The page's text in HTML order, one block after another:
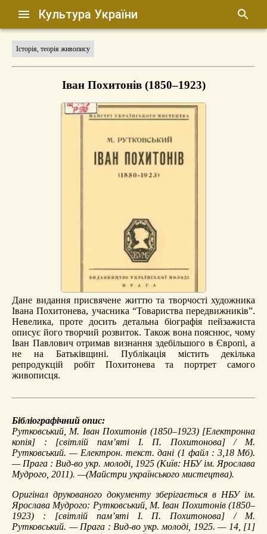
Культура України
Історія, теорія живопису
Іван Похитонів (1850–1923)
Дане видання присвячене життю та творчості художника
Івана Похитонева, учасника “Товариства передвижників”.
Невелика, проте досить детальна біографія пейзажиста
описує його творчий розвиток. Також вона пояснює, чому
Іван Павлович отримав визнання здебільшого в Європі, а
не на Батьківщині. Публікація містить декілька
репродукцій робіт Похитонева та портрет самого
живописця.
Бібліографічний опис:
Рутковський, М. Іван Похитонів (1850–1923)[Електронна
копія] : [світлій пам’яті І. П. Похитонова] / М.
Рутковський. — Електрон. текст. дані (1 файл : 3,18 Мб).
— Прага : Вид-во укр. молоді, 1925 (Київ: НБУ ім. Ярослава
Мудрого, 2011). —(Майстри українського мистецтва).
Оригінал друкованого документу зберігається в НБУ ім.
Ярослава Мудрого: Рутковський, М. Іван Похитонів (1850–
1923) : [світлій пам’яті І. П. Похитонова] / М.
Рутковський. — Прага : Вид-во укр. молоді, 1925. — 14, [1]